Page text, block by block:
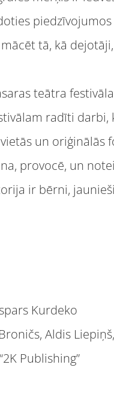
tā, kā
teātra
radīti
un oriģinālās
provocē, un
ir bērni,
Kurdeko
Aldis
Publishing”